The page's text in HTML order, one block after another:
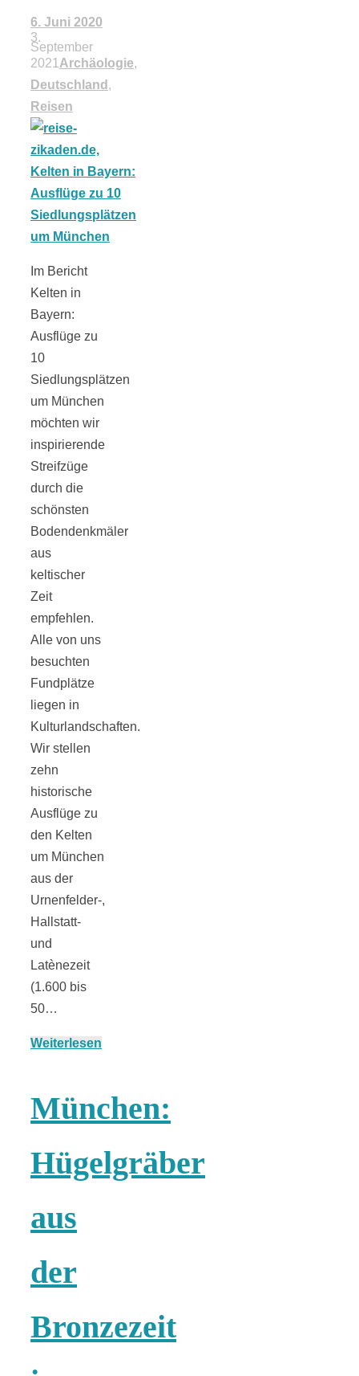
6. Juni 2020
3.
September
2021Archäologie,
Deutschland ,
Reisen
Im Bericht
Kelten in
Bayern:
Ausflüge zu
10
Siedlungsplätzen
um München
möchten wir
inspirierende
Streifzüge
durch die
schönsten
Bodendenkmäler
aus
keltischer
Zeit
empfehlen.
Alle von uns
besuchten
Fundplätze
liegen in
Kulturlandschaften.
Wir stellen
zehn
historische
Ausflüge zu
den Kelten
um München
aus der
Urnenfelder-,
Hallstatt-
und
Latènezeit
(1.600 bis
50…
Weiterlesen
München:
Hügelgräber
aus
der
Bronzezeit